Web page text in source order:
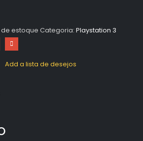
de estoque Categoria: Playstation 3
Add a lista de desejos